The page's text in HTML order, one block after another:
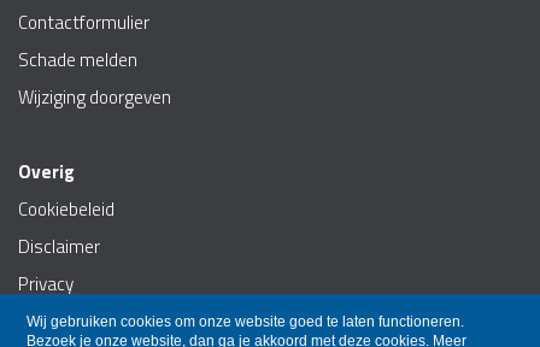
Wij gebruiken cookies om onze website goed te laten functioneren.
Bezoek je onze website, dan ga je akkoord met deze cookies. Meer
Contactformulier
Schade melden
Wijziging doorgeven
Overig
Cookiebeleid
Disclaimer
Privacy